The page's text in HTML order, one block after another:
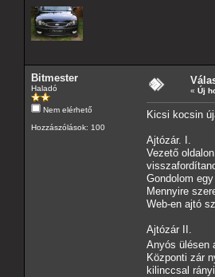
Bitmester
Haladó
Nem elérhető
Hozzászólások: 100
« Új
Kicsi kocsin
Ajtózár. I.
Vezető
Gondolom
Mennyire
Web-en ajtó
Ajtózár II.
Anyós ülésen
Központi zár
kilinccsal